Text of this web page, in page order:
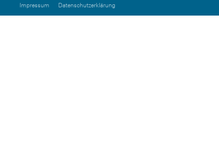
Impressum
Datenschutzerklärung